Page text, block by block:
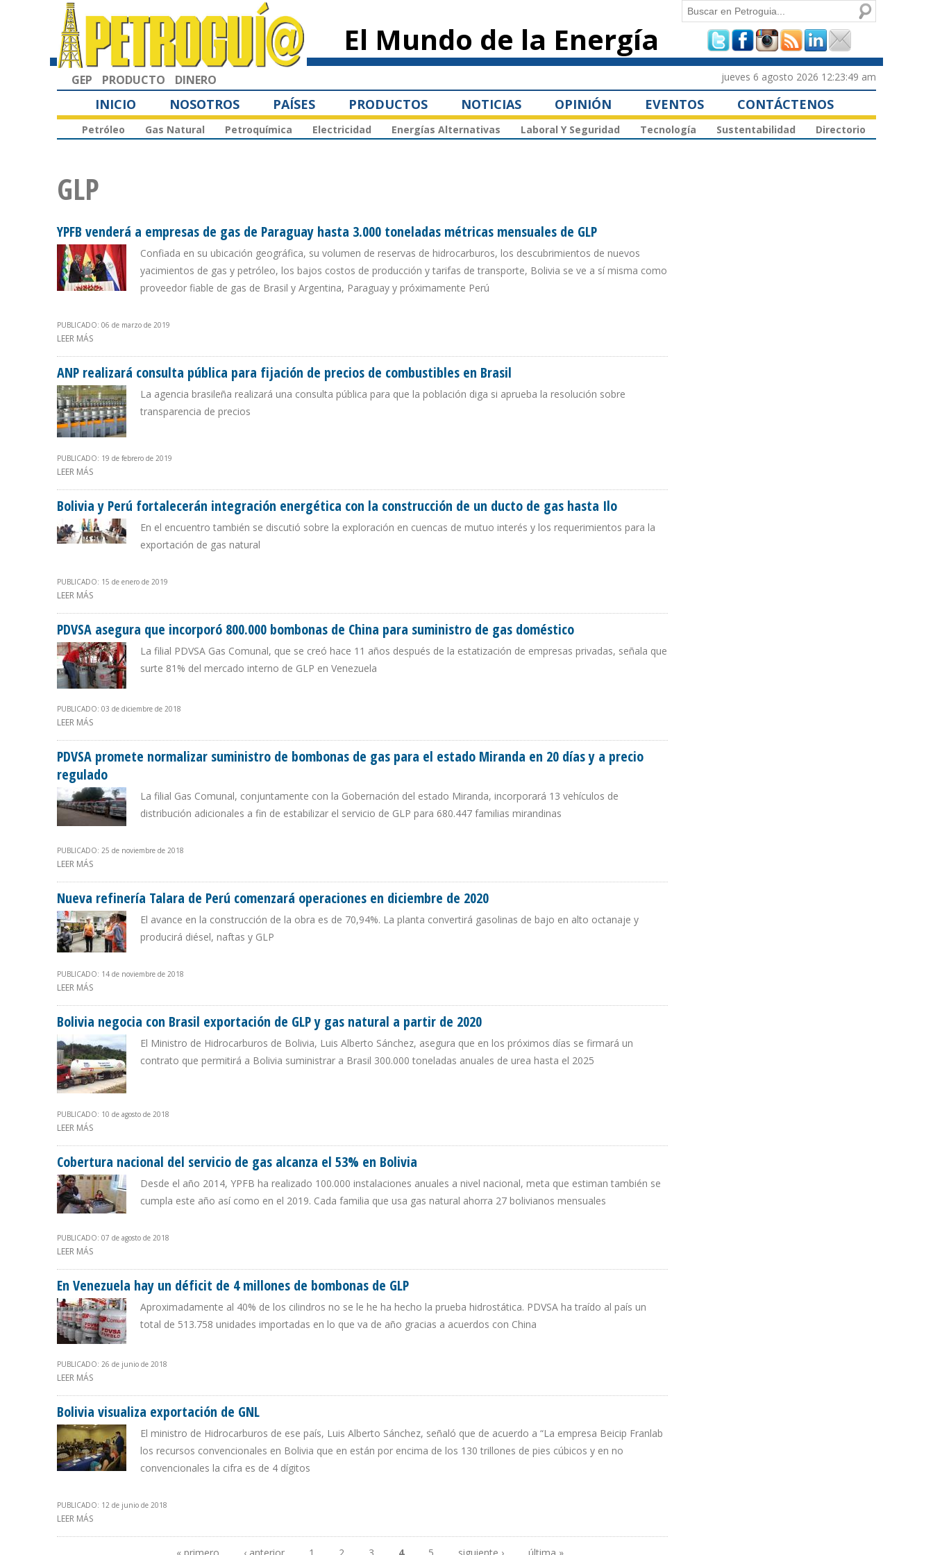
principal
El Mundo de la Energía
Formulario de
búsqueda
Buscar
GEP PRODUCTO DINERO jueves 6 agosto 2026 12:23:49 am
INICIO NOSOTROS PAÍSES PRODUCTOS NOTICIAS OPINIÓN EVENTOS CONTÁCTENOS
Petróleo Gas Natural Petroquímica Electricidad Energías Alternativas Laboral Y Seguridad Tecnología Sustentabilidad Directorio
GLP
YPFB venderá a empresas de gas de Paraguay hasta 3.000 toneladas métricas mensuales de GLP
Confiada en su ubicación geográfica, su volumen de reservas de hidrocarburos, los descubrimientos de nuevos
yacimientos de gas y petróleo, los bajos costos de producción y tarifas de transporte, Bolivia se ve a sí misma como
proveedor fiable de gas de Brasil y Argentina, Paraguay y próximamente Perú
PUBLICADO: 06 de marzo de 2019
LEER MÁS
ANP realizará consulta pública para fijación de precios de combustibles en Brasil
La agencia brasileña realizará una consulta pública para que la población diga si aprueba la resolución sobre
transparencia de precios
PUBLICADO: 19 de febrero de 2019
LEER MÁS
Bolivia y Perú fortalecerán integración energética con la construcción de un ducto de gas hasta Ilo
En el encuentro también se discutió sobre la exploración en cuencas de mutuo interés y los requerimientos para la
exportación de gas natural
PUBLICADO: 15 de enero de 2019
LEER MÁS
PDVSA asegura que incorporó 800.000 bombonas de China para suministro de gas doméstico
La filial PDVSA Gas Comunal, que se creó hace 11 años después de la estatización de empresas privadas, señala que
surte 81% del mercado interno de GLP en Venezuela
PUBLICADO: 03 de diciembre de 2018
LEER MÁS
PDVSA promete normalizar suministro de bombonas de gas para el estado Miranda en 20 días y a precio
regulado
La filial Gas Comunal, conjuntamente con la Gobernación del estado Miranda, incorporará 13 vehículos de
distribución adicionales a fin de estabilizar el servicio de GLP para 680.447 familias mirandinas
PUBLICADO: 25 de noviembre de 2018
LEER MÁS
Nueva refinería Talara de Perú comenzará operaciones en diciembre de 2020
El avance en la construcción de la obra es de 70,94%. La planta convertirá gasolinas de bajo en alto octanaje y
producirá diésel, naftas y GLP
PUBLICADO: 14 de noviembre de 2018
LEER MÁS
Bolivia negocia con Brasil exportación de GLP y gas natural a partir de 2020
El Ministro de Hidrocarburos de Bolivia, Luis Alberto Sánchez, asegura que en los próximos días se firmará un
contrato que permitirá a Bolivia suministrar a Brasil 300.000 toneladas anuales de urea hasta el 2025
PUBLICADO: 10 de agosto de 2018
LEER MÁS
Cobertura nacional del servicio de gas alcanza el 53% en Bolivia
Desde el año 2014, YPFB ha realizado 100.000 instalaciones anuales a nivel nacional, meta que estiman también se
cumpla este año así como en el 2019. Cada familia que usa gas natural ahorra 27 bolivianos mensuales
PUBLICADO: 07 de agosto de 2018
LEER MÁS
En Venezuela hay un déficit de 4 millones de bombonas de GLP
Aproximadamente al 40% de los cilindros no se le he ha hecho la prueba hidrostática. PDVSA ha traído al país un
total de 513.758 unidades importadas en lo que va de año gracias a acuerdos con China
PUBLICADO: 26 de junio de 2018
LEER MÁS
Bolivia visualiza exportación de GNL
El ministro de Hidrocarburos de ese país, Luis Alberto Sánchez, señaló que de acuerdo a “La empresa Beicip Franlab
los recursos convencionales en Bolivia que en están por encima de los 130 trillones de pies cúbicos y en no
convencionales la cifra es de 4 dígitos
PUBLICADO: 12 de junio de 2018
LEER MÁS